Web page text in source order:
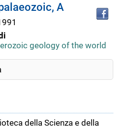
A
geology of the world
della Scienza e della